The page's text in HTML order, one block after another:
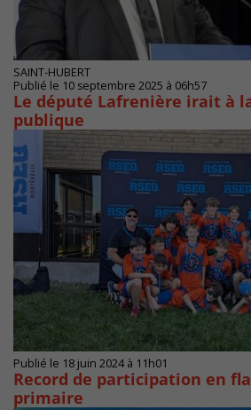
SAINT-HUBERT
Publié le 10 septembre 2025 à 06h57
Le député Lafrenière irait à
publique
Publié le 18 juin 2024 à 11h01
Record de participation en
primaire